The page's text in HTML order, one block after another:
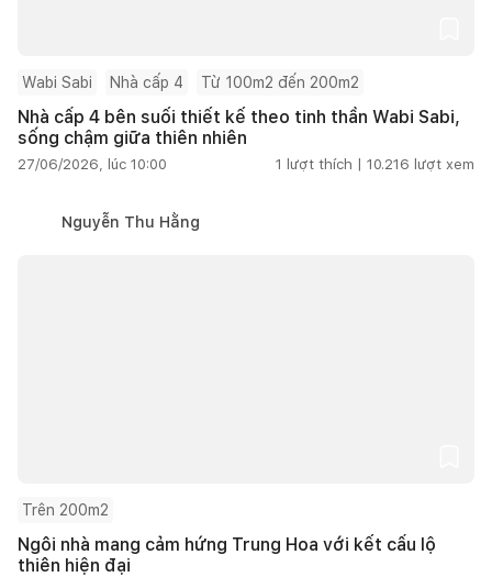
Wabi Sabi Nhà cấp 4 Từ 100m2 đến 200m2
Nhà cấp 4 bên suối thiết kế theo tinh thần Wabi Sabi,
sống chậm giữa thiên nhiên
27/06/2026, lúc 10:00 1 lượt thích | 10.216 lượt xem
Nguyễn Thu Hằng
Trên 200m2
Ngôi nhà mang cảm hứng Trung Hoa với kết cấu lộ
thiên hiện đại